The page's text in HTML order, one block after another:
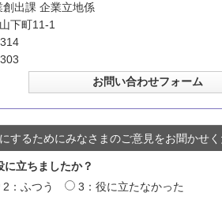
出課 企業立地係
下町11-1
するためにみなさまのご意見をお聞かせ
立ちましたか？
2：ふつう 3：役に立たなかった